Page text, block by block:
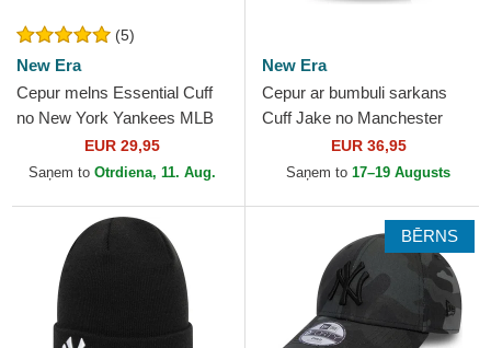
(5)
New Era
Cepur melns Essential Cuff
no New York Yankees MLB
no New EraEUR 29,95
Saņem to Otrdiena, 11. Aug.
New Era
Cepur ar bumbuli sarkans
Cuff Jake no Manchester
United Football Club Premier
League no New Era
EUR 36,95
Saņem to 17–19 Augusts
BĒRNS